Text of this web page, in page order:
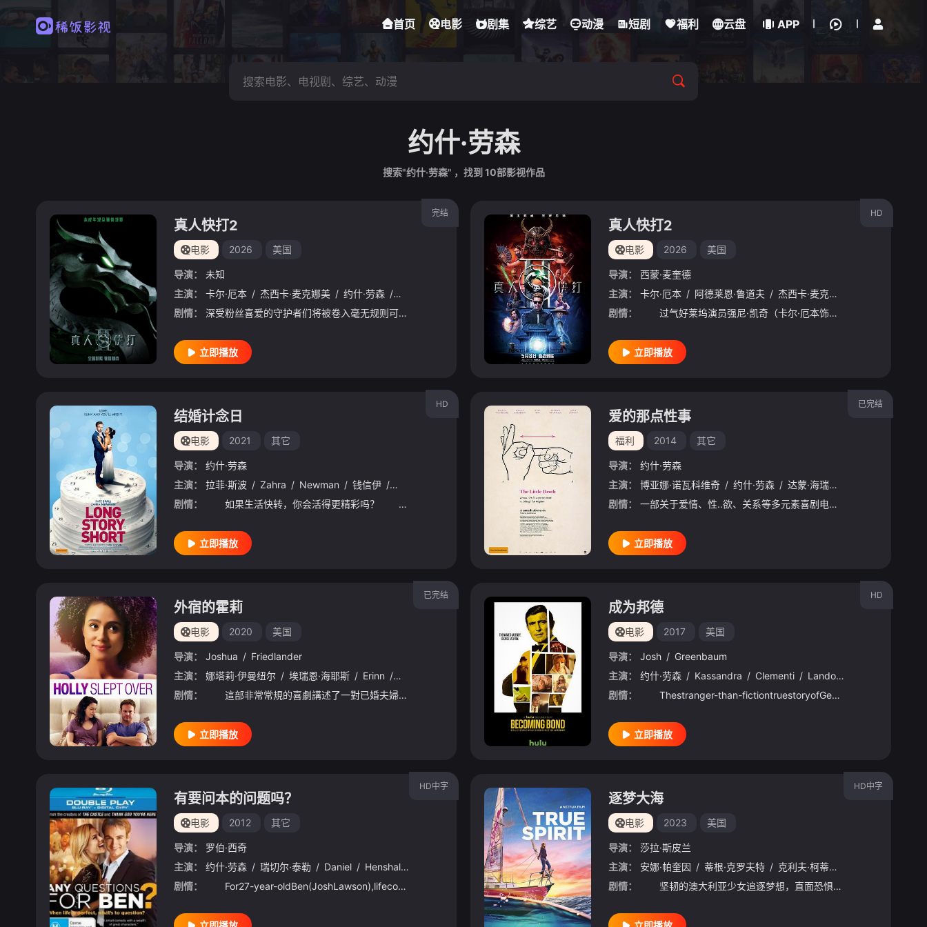
首页 电影 剧集 综艺 动漫 短剧 福利 云盘 APP
约什·劳森
搜索"约什·劳森" ，找到 10部影视作品
完结
真人快打2
电影 2026 美国
导演：
未知
主演：
卡尔·厄本 / 杰西卡·麦克娜美 / 约什·劳森 / 林路迪 麦卡德·布鲁克斯 / 塔蒂·加布里埃 达蒙·海瑞曼 / 黄经汉 / 浅野忠信 / 乔·塔斯利姆 / 真田广之
剧情：
深受粉丝喜爱的守护者们将被卷入毫无规则可言的终极搏杀，游戏中的著名角色强尼·凯奇也首度加盟！守护者们将在血肉激战中对抗大反派绍康的黑暗统治，这场对决关乎着地球界的生死存亡。
立即播放
HD
真人快打2
电影 2026 美国
导演：
西蒙·麦奎德
主演：
卡尔·厄本 / 阿德莱恩·鲁道夫 / 杰西卡·麦克娜美
剧情：
过气好莱坞演员强尼·凯奇（卡尔·厄本饰）被意外选中，加入一场决定地球命运的真人快打。吉塔娜（阿德莱恩·鲁道夫饰）、刀锋索尼娅（杰西卡·麦克娜美饰）、卡诺（约什·劳森饰）、刘康（林路迪饰）、贾克斯（
立即播放
HD
结婚计念日
电影 2021 其它
导演：
约什·劳森
主演：
拉菲·斯波 / Zahra / Newman / 钱信伊 / 德娜·卡普兰 诺妮·哈泽赫斯 约什·劳森 Cheyenne / Gunn / Amelia / Scurrah / Genevieve / Vasdeva
剧情：
如果生活快转，你会活得更精彩吗？ 2021年开春最快闪爱情喜剧，让你看完后不仅快乐过一年，还能翻转思想重获新生！ ★继【命运好好玩】后改变命运的时光旅行超展开★ ★宛如【真爱每一天】般感动又
立即播放
已完结
爱的那点性事
福利 2014 其它
导演：
约什·劳森
主演：
博亚娜·诺瓦科维奇 / 约什·劳森 / 达蒙·海瑞曼
剧情：
一部关于爱情、性..欲、关系等多元素喜剧电影。影片充满了澳式幽默，把一个严重幻想症的女人，一堆面临困扰的夫妻等等一些角色巧妙地联系到一起。
立即播放
已完结
外宿的霍莉
电影 2020 美国
导演： Joshua / Friedlander
主演：
娜塔莉·伊曼纽尔 / 埃瑞恩·海耶斯 / Erinn / Hayes 布丽特·洛薇尔 /
约什·劳森
剧情：
這部非常常規的喜劇講述了一對已婚夫婦試圖受孕，他們在試圖受孕期間，慢慢失去對彼此的火花…。以及當一位大學室友在周末逗留學校時，發生的種種趣事。。。。
立即播放
HD
成为邦德
电影 2017 美国
导演： Josh / Greenbaum
主演：
约什·劳森 / Kassandra / Clementi / Landon
剧情：
Thestranger-than-fictiontruestoryofGeorgeLazenby,apoorAustraliancarmechanicwho,throughanunbelievab
立即播放
HD中字
有要问本的问题吗？
电影 2012 其它
导演：
罗伯·西奇
主演：
约什·劳森 / 瑞切尔·泰勒 / Daniel / Henshall / / 克里斯蒂安·克拉克 / 乔迪·戈登 David / James
剧情：
For27-year-oldBen(JoshLawson),lifecouldn’tbebetter.Awellpaidjob,friends,parties,girlsandnothingtot
HD中字
逐梦大海
电影 2023 美国
导演：
莎拉·斯皮兰
主演：
安娜·帕奎因 / 蒂根·克罗夫特 / 克利夫·柯蒂斯
剧情：
坚韧的澳大利亚少女追逐梦想，直面恐惧，只为成为最年轻的孤身完成环球航行之人。